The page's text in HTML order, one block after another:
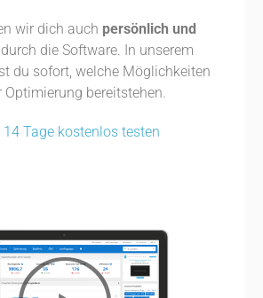
wir dich auch persönlich und
die Software. In unserem
du sofort, welche Möglichkeiten
Optimierung bereitstehen.
Tage kostenlos testen